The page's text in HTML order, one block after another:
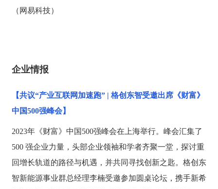
（网易科技）
企业情报
【共议“产业互联网加速跑” | 格创东智受邀出席《财富》
中国500强峰会】
2023年《财富》中国500强峰会在上海举行。峰会汇集了
500 强企业力量，头部企业领袖和学者齐聚一堂，探讨重
回增长轨道的路径与机遇，并共同寻找创新之匙。格创东
智新能源事业群总经理李楠受邀参加圆桌论坛，携手新希